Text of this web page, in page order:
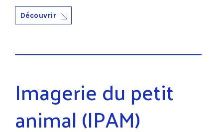
Découvrir
Imagerie du petit
animal (IPAM)